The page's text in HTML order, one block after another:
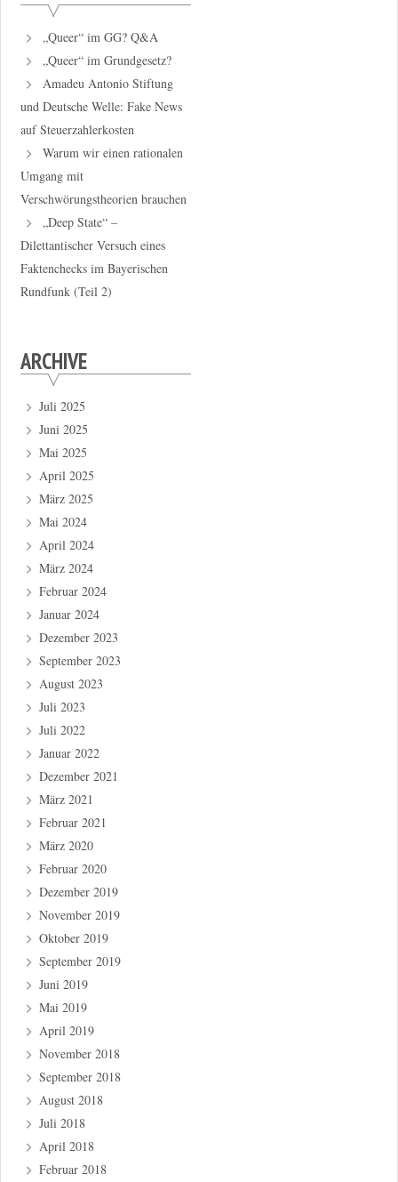
„Queer“ im GG? Q&A
„Queer“ im Grundgesetz?
Amadeu Antonio Stiftung
und Deutsche Welle: Fake News
auf Steuerzahlerkosten
Warum wir einen rationalen
Umgang mit
Verschwörungstheorien brauchen
„Deep State“ –
Dilettantischer Versuch eines
Faktenchecks im Bayerischen
Rundfunk (Teil 2)
ARCHIVE
Juli 2025
Juni 2025
Mai 2025
April 2025
März 2025
Mai 2024
April 2024
März 2024
Februar 2024
Januar 2024
Dezember 2023
September 2023
August 2023
Juli 2023
Juli 2022
Januar 2022
Dezember 2021
März 2021
Februar 2021
März 2020
Februar 2020
Dezember 2019
November 2019
Oktober 2019
September 2019
Juni 2019
Mai 2019
April 2019
November 2018
September 2018
August 2018
Juli 2018
April 2018
Februar 2018